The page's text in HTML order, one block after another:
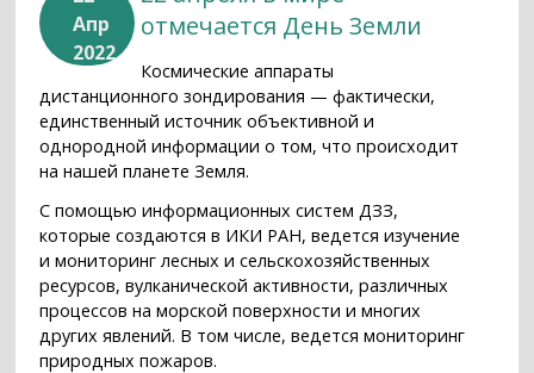
Апр
2022
отмечается День Земли
Космические аппараты
дистанционного зондирования — фактически,
единственный источник объективной и
однородной информации о том, что происходит
на нашей планете Земля.
С помощью информационных систем ДЗЗ,
которые создаются в ИКИ РАН, ведется изучение
и мониторинг лесных и сельскохозяйственных
ресурсов, вулканической активности, различных
процессов на морской поверхности и многих
других явлений. В том числе, ведется мониторинг
природных пожаров.